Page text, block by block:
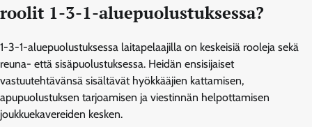
roolit 1-3-1-aluepuolustuksessa?
1-3-1-aluepuolustuksessa laitapelaajilla on keskeisiä rooleja sekä
reuna- että sisäpuolustuksessa. Heidän ensisijaiset
vastuutehtävänsä sisältävät hyökkääjien kattamisen,
apupuolustuksen tarjoamisen ja viestinnän helpottamisen
joukkuekavereiden kesken.